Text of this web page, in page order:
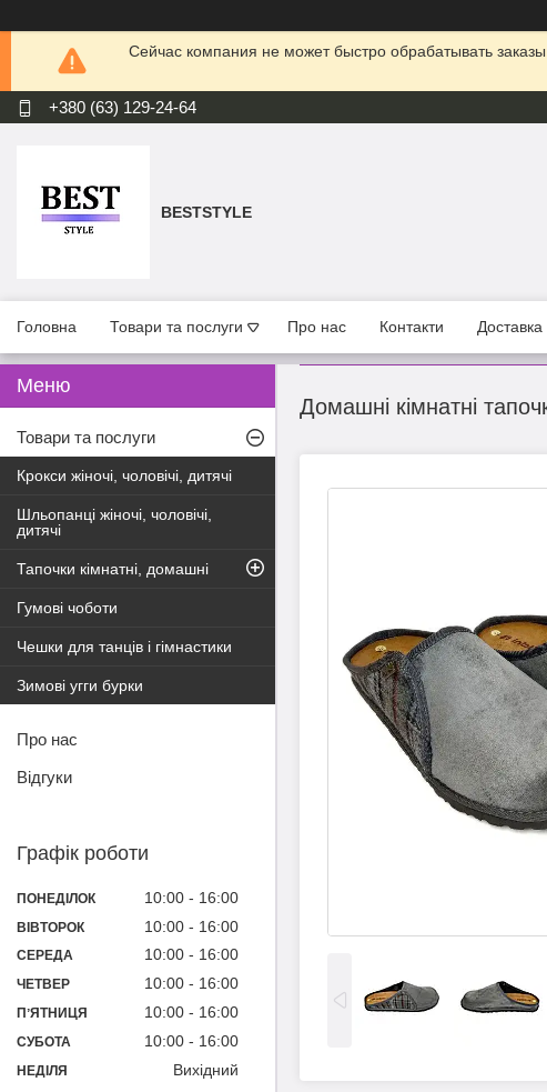
Сейчас компания не может быстро обрабатывать
+380 (63) 129-24-64
BESTSTYLE
Головна Товари та послуги Про нас Контакти Доставка
Домашні кімнатні
Товари та послуги
Крокси жіночі, чоловічі, дитячі
Шльопанці жіночі, чоловічі,
дитячі
Тапочки кімнатні, домашні
Гумові чоботи
Чешки для танців і гімнастики
Зимові угги бурки
Про нас
Відгуки
Графік роботи
ПОНЕДІЛОК 10:00 16:00
ВІВТОРОК 10:00 16:00
СЕРЕДА 10:00 16:00
ЧЕТВЕР 10:00 16:00
ПʼЯТНИЦЯ 10:00 16:00
СУБОТА 10:00 16:00
НЕДІЛЯ Вихідний